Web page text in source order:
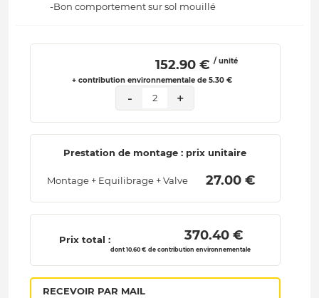
-Bon comportement sur sol mouillé
152.90 € / unité
+ contribution environnementale de 5.30 €
- 2 +
Prestation de montage : prix unitaire
Montage + Equilibrage + Valve 27.00 €
Prix total : 370.40 €
dont 10.60 € de contribution environnementale
RECEVOIR PAR MAIL